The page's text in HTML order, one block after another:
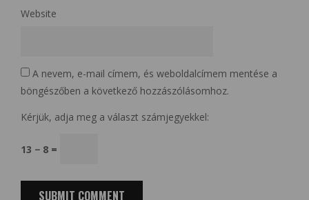
Website
A nevem, e-mail címem, és weboldalcímem mentése a
böngészőben a következő hozzászólásomhoz.
Kérjük, adja meg a választ számjegyekkel:
13 − 8 =